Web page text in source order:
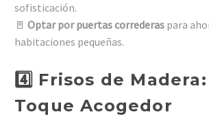
sofisticación.
🚪 Optar por puertas correderas para
habitaciones pequeñas.
4️⃣ Frisos de
Toque Acogedor